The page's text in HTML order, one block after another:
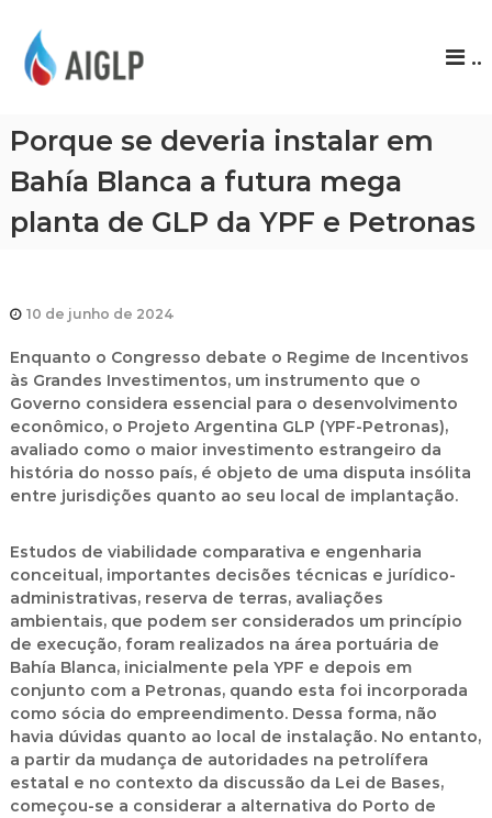
P
..
Porque se deveria instalar em
Bahía Blanca a futura mega
planta de GLP da YPF e Petronas
10 de junho de 2024
Enquanto o Congresso debate o Regime de Incentivos
às Grandes Investimentos, um instrumento que o
Governo considera essencial para o desenvolvimento
econômico, o Projeto Argentina GLP (YPF-Petronas),
avaliado como o maior investimento estrangeiro da
história do nosso país, é objeto de uma disputa insólita
entre jurisdições quanto ao seu local de implantação.
Estudos de viabilidade comparativa e engenharia
conceitual, importantes decisões técnicas e jurídico-
administrativas, reserva de terras, avaliações
ambientais, que podem ser considerados um princípio
de execução, foram realizados na área portuária de
Bahía Blanca, inicialmente pela YPF e depois em
conjunto com a Petronas, quando esta foi incorporada
como sócia do empreendimento. Dessa forma, não
havia dúvidas quanto ao local de instalação. No entanto,
a partir da mudança de autoridades na petrolífera
estatal e no contexto da discussão da Lei de Bases,
começou-se a considerar a alternativa do Porto de